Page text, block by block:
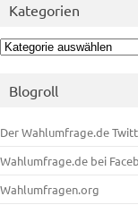
Kategorien
Kategorien
Blogroll
Der Wahlumfrage.de
Wahlumfrage.de bei
Wahlumfragen.org